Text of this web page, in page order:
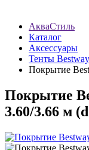
АкваСтиль
Каталог
Аксессуары
Тенты Bestway
Покрытие
Покрытие
3.60/3.66 м